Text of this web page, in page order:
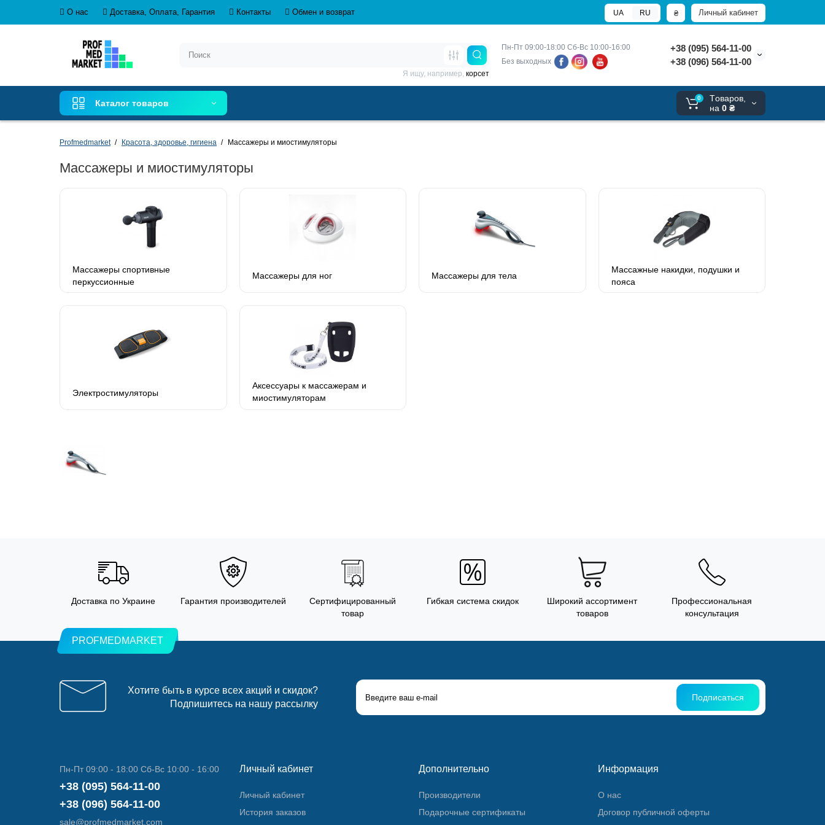
О нас Доставка, Оплата, Гарантия Контакты Обмен и возврат Личный кабинет
₴
UA RU
Пн-Пт 09:00-18:00 Сб-Вс 10:00-16:00
Без выходных
+38 (095) 564-11-00
+38 (096) 564-11-00
Я ищу, например, корсет
Каталог товаров
0
Tоваров,
на 0 ₴
Profmedmarket Красота, здоровье, гигиена Массажеры и миостимуляторы
Массажеры и миостимуляторы
Массажеры спортивные
перкуссионные
Массажеры для ног Массажеры для тела
Массажные накидки, подушки и
пояса
Электростимуляторы
Аксессуары к массажерам и
миостимуляторам
Доставка по Украине Гарантия производителей
Сертифицированный
товар
Гибкая система скидок
Широкий ассортимент
товаров
Профессиональная
консультация
PROFMEDMARKET
Хотите быть в курсе всех акций и скидок?
Подпишитесь на нашу рассылку
Подписаться
Пн-Пт 09:00 - 18:00 Сб-Вс 10:00 - 16:00
+38 (095) 564-11-00
+38 (096) 564-11-00
sale@profmedmarket.com
Личный кабинет
Личный кабинет
История заказов
Дополнительно
Производители
Подарочные сертификаты
Информация
О нас
Договор публичной оферты